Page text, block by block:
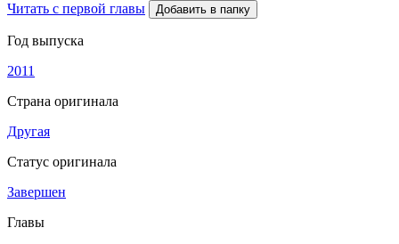
Читать с первой главы Добавить в папку
Год выпуска
2011
Страна оригинала
Другая
Статус оригинала
Завершен
Главы